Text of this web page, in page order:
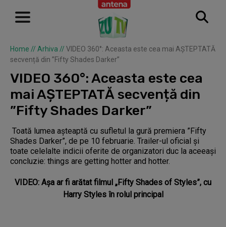
Home // Arhiva // VIDEO 360°: Aceasta este cea mai AȘTEPTATĂ
secvență din ”Fifty Shades Darker”
VIDEO 360°: Aceasta este cea
mai AȘTEPTATĂ secvență din
”Fifty Shades Darker”
Toată lumea așteaptă cu sufletul la gură premiera ”Fifty
Shades Darker”, de pe 10 februarie. Trailer-ul oficial și
toate celelalte indicii oferite de organizatori duc la aceeași
concluzie: things are getting hotter and hotter.
VIDEO: Aşa ar fi arătat filmul „Fifty Shades of Styles”, cu
Harry Styles în rolul principal